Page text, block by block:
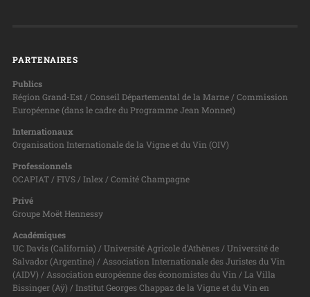
PARTENAIRES
Publics
Région Grand-Est / Conseil Départemental de la Marne / Commission
Européenne (dans le cadre du Programme Jean Monnet)
Internationaux
Organisation Internationale de la Vigne et du Vin (OIV)
Professionnels
OCAPIAT / FIVS / Inlex / Comité Champagne
Privé
Groupe Moët Hennessy
Académiques
UC Davis (California) / Université Agricole d’Athènes / Université de
Salvador (Argentine) / Association Internationale des Juristes du Vin
(AIDV) / Association européenne des économistes du Vin / La Villa
Bissinger (Aÿ) / Institut Georges Chappaz de la Vigne et du Vin en